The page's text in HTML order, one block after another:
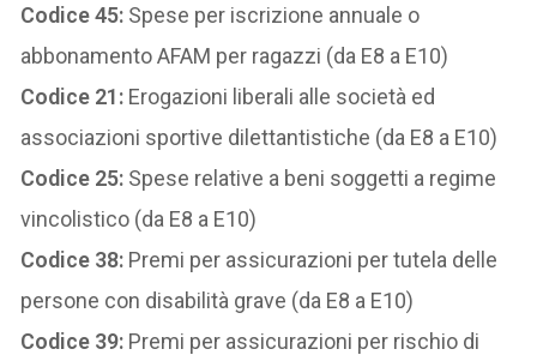
Codice 45: Spese per iscrizione annuale o
abbonamento AFAM per ragazzi (da E8 a E10)
Codice 21: Erogazioni liberali alle società ed
associazioni sportive dilettantistiche (da E8 a E10)
Codice 25: Spese relative a beni soggetti a regime
vincolistico (da E8 a E10)
Codice 38: Premi per assicurazioni per tutela delle
persone con disabilità grave (da E8 a E10)
Codice 39: Premi per assicurazioni per rischio di